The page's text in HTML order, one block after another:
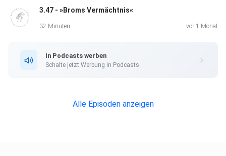
3.47 - »Broms Vermächtnis«
32 Minuten vor 1 Monat
In Podcasts werben
Schalte jetzt Werbung in Podcasts.
Alle Episoden anzeigen